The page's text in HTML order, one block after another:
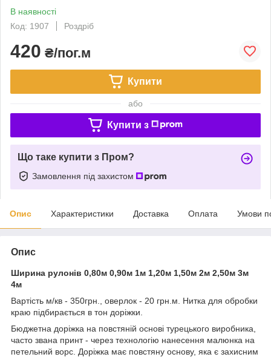
В наявності
Код: 1907
Роздріб
420 ₴/пог.м
Купити
або
Купити з
Що таке купити з Пром?
Замовлення під захистом
Опис Характеристики Доставка Оплата Умови
Опис
Ширина рулонів 0,80м 0,90м 1м 1,20м 1,50м 2м 2,50м 3м
4м
Вартість м/кв - 350грн., оверлок - 20 грн.м. Нитка для обробки
краю підбирається в тон доріжки.
Бюджетна доріжка на повстяній основі турецького виробника,
часто звана принт - через технологію нанесення малюнка на
петельний ворс. Доріжка має повстяну основу, яка є захисним